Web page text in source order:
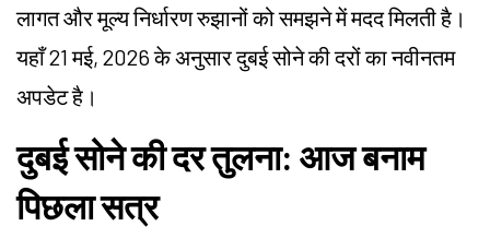
लागत और मूल्य निर्धारण रुझानों को समझने में मदद मिलती है।
यहाँ 21 मई, 2026 के अनुसार दुबई सोने की दरों का नवीनतम
अपडेट है।
दुबई सोने की दर तुलना: आज बनाम
पिछला सत्र